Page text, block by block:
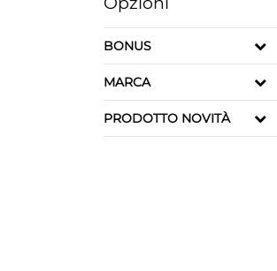
BONUS
MARCA
PRODOTTO NOVITÀ